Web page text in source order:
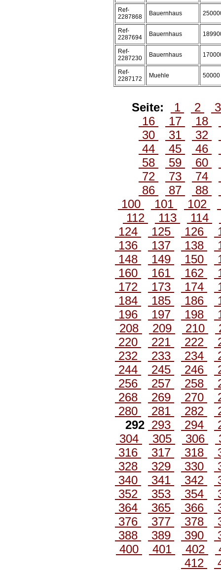
Ref-
2287868
Bauernhaus
Ref-
2287694
Bauernhaus
Ref-
2287230
Bauernhaus
Ref-
2287172
Muehle 50000
Seite: 1 2
16
17 18
30
31 32
44
45 46
58
59 60
72
73 74
86
87 88
100
101 102
112
113 114
124
125 126
136
137 138
148
149 150
160
161 162
172
173 174
184
185 186
196
197 198
208
209 210
220
221 222
232
233 234
244
245 246
256
257 258
268
269 270
280
281 282
292 293 294
304
305 306
316
317 318
328
329 330
340
341 342
352
353 354
364
365 366
376
377 378
388
389 390
400
401 402
412